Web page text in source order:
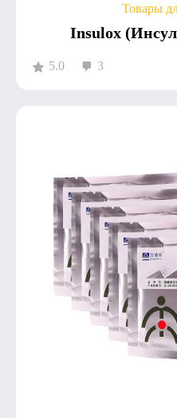
Товары
Insulox
5.0 3